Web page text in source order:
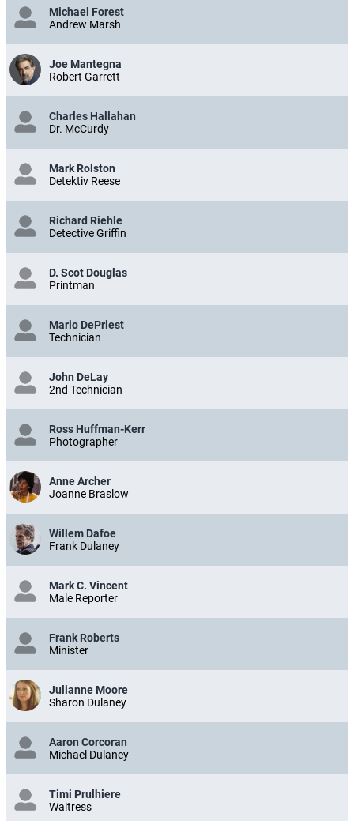
Michael Forest
Andrew Marsh
Joe Mantegna
Robert Garrett
Charles Hallahan
Dr. McCurdy
Mark Rolston
Detektiv Reese
Richard Riehle
Detective Griffin
D. Scot Douglas
Printman
Mario DePriest
Technician
John DeLay
2nd Technician
Ross Huffman-Kerr
Photographer
Anne Archer
Joanne Braslow
Willem Dafoe
Frank Dulaney
Mark C. Vincent
Male Reporter
Frank Roberts
Minister
Julianne Moore
Sharon Dulaney
Aaron Corcoran
Michael Dulaney
Timi Prulhiere
Waitress